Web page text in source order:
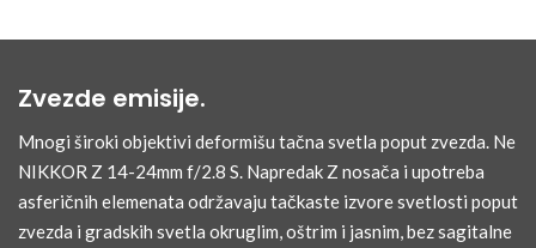
Zvezde emisije.
Mnogi široki objektivi deformišu tačna svetla poput zvezda. Ne
NIKKOR Z 14-24mm f/2.8 S. Napredak Z nosača i upotreba
asferičnih elemenata održavaju tačkaste izvore svetlosti poput
zvezda i gradskih svetla okruglim, oštrim i jasnim, bez sagitalne